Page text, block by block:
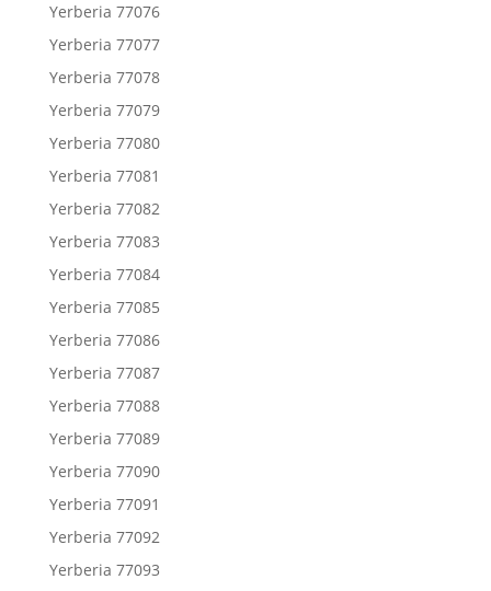
Yerberia 77076
Yerberia 77077
Yerberia 77078
Yerberia 77079
Yerberia 77080
Yerberia 77081
Yerberia 77082
Yerberia 77083
Yerberia 77084
Yerberia 77085
Yerberia 77086
Yerberia 77087
Yerberia 77088
Yerberia 77089
Yerberia 77090
Yerberia 77091
Yerberia 77092
Yerberia 77093